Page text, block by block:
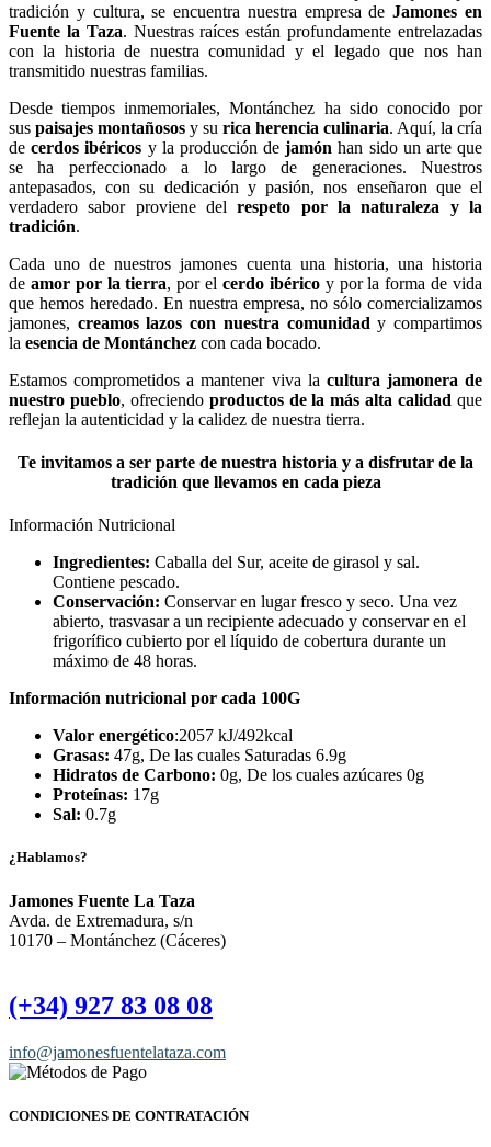
tradición y cultura, se encuentra nuestra empresa deJamones en
Fuente la Taza. Nuestras raíces están profundamente entrelazadas
con la historia de nuestra comunidad y el legado que nos han
transmitido nuestras familias.
Desde tiempos inmemoriales, Montánchez ha sido conocido por
sus paisajes montañosos y su rica herencia culinaria. Aquí, la cría
decerdos ibéricos y la producción dejamón han sido un arte que
se ha perfeccionado a lo largo de generaciones. Nuestros
antepasados, con su dedicación y pasión, nos enseñaron que el
verdadero sabor proviene delrespeto por la naturaleza y la
tradición.
Cada uno de nuestros jamones cuenta una historia, una historia
de amor por la tierra, por el cerdo ibéricoy por la forma de vida
que hemos heredado. En nuestra empresa, no sólo comercializamos
jamones, creamos lazos con nuestra comunidad y compartimos
la esencia de Montánchez con cada bocado.
Estamos comprometidos a mantener viva la cultura jamonera de
nuestro pueblo, ofreciendo productos de la más alta calidad que
reflejan la autenticidad y la calidez de nuestra tierra.
Te invitamos a ser parte de nuestra historia y a disfrutar de la
tradición que llevamos en cada pieza
Información Nutricional
Ingredientes: Caballa del Sur, aceite de girasol y sal.
Contiene pescado.
Conservación: Conservar en lugar fresco y seco. Una vez
abierto, trasvasar a un recipiente adecuado y conservar en el
frigorífico cubierto por el líquido de cobertura durante un
máximo de 48 horas.
Información nutricional por cada 100G
Valor energético:2057 kJ/492kcal
Grasas: 47g, De las cuales Saturadas 6.9g
Hidratos de Carbono: 0g, De los cuales azúcares 0g
Proteínas: 17g
Sal: 0.7g
¿Hablamos?
Jamones Fuente La Taza
Avda. de Extremadura, s/n
10170 – Montánchez (Cáceres)
(+34) 927 83 08 08
info@jamonesfuentelataza.com
CONDICIONES DE CONTRATACIÓN